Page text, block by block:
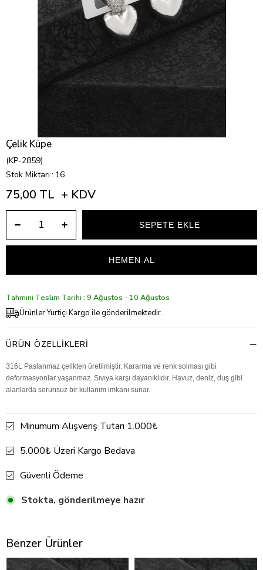
Çelik Küpe
(KP-2859)
Stok Miktarı : 16
75,00 TL + KDV
Tahmini Teslim Tarihi : 9 Ağustos - 10 Ağustos
Ürünler Yurtiçi Kargo ile gönderilmektedir.
ÜRÜN ÖZELLIKLERI
316L Paslanmaz çelikten üretilmiştir. Kararma ve renk solması gibi
deformasyonlar yaşanmaz. Sıvıya karşı dayanıklıdır. Havuz, deniz, duş gibi
alanlarda sorunsuz bir kullanım imkanı sunar.
Minumum Alışveriş Tutarı 1.000₺
5.000₺ Üzeri Kargo Bedava
Güvenli Ödeme
Stokta, gönderilmeye hazır
Benzer Ürünler